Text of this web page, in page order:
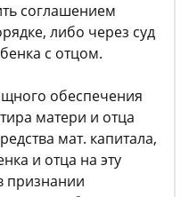
соглашением
либо через суд
с отцом.
обеспечения
матери и отца
мат. капитала,
и отца на эту
признании